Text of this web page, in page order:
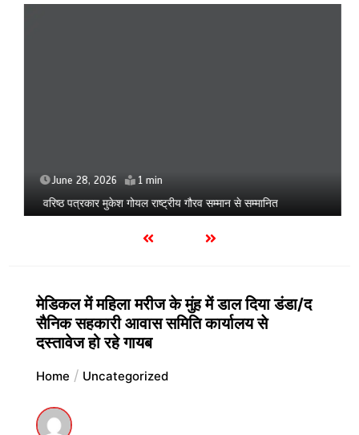
June 28, 2026 1 min
वरिष्ठ पत्रकार मुकेश गोयल राष्ट्रीय गौरव सम्मान से सम्मानित
मेडिकल में महिला मरीज के मुंह में डाल दिया डंडा/द
सैनिक सहकारी आवास समिति कार्यालय से
दस्तावेज हो रहे गायब
Home Uncategorized